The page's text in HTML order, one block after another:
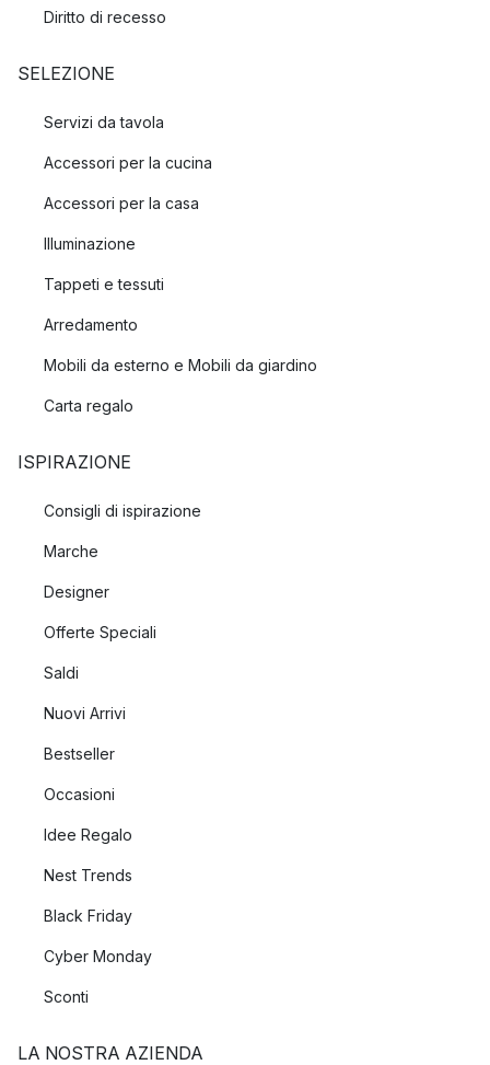
Diritto di recesso
SELEZIONE
Servizi da tavola
Accessori per la cucina
Accessori per la casa
Illuminazione
Tappeti e tessuti
Arredamento
Mobili da esterno e Mobili da giardino
Carta regalo
ISPIRAZIONE
Consigli di ispirazione
Marche
Designer
Offerte Speciali
Saldi
Nuovi Arrivi
Bestseller
Occasioni
Idee Regalo
Nest Trends
Black Friday
Cyber Monday
Sconti
LA NOSTRA AZIENDA